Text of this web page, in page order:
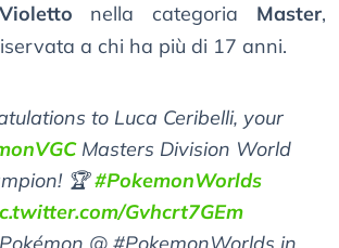
nella categoria Master,
a chi ha più di 17 anni.
to Luca Ceribelli, your
Masters Division World
🏆#PokemonWorlds
Gvhcrt7GEm